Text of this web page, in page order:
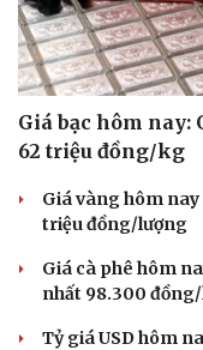
Giá bạc hôm nay:
62 triệu đồng/kg
Giá vàng hôm nay
triệu đồng/lượng
Giá cà phê hôm
nhất 98.300
Tỷ giá USD hôm